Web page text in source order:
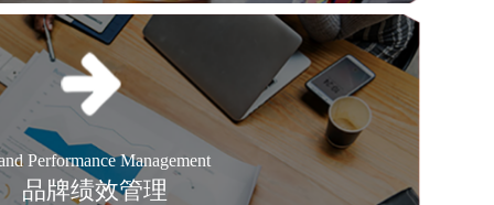
Performance Management
品牌绩效管理